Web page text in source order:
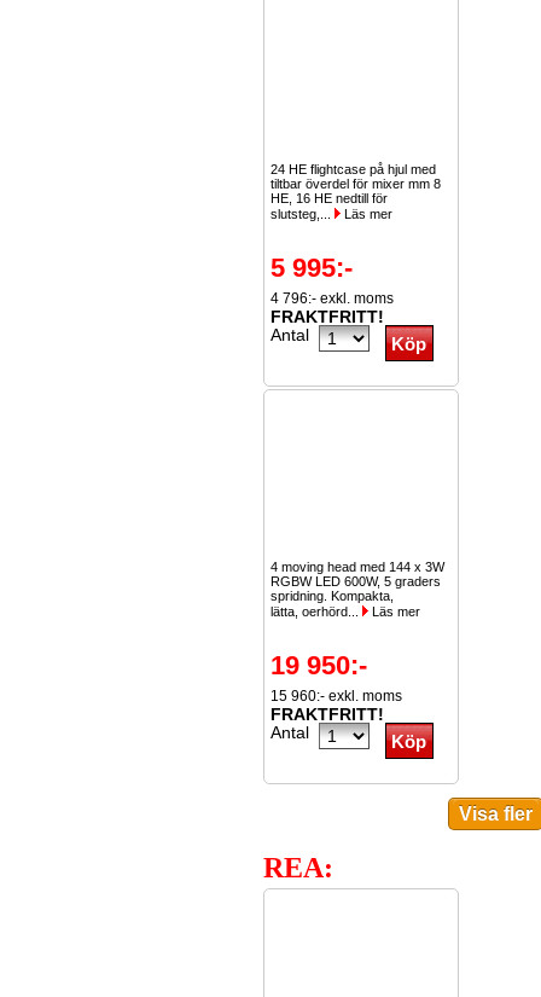
24 HE flightcase på hjul med
tiltbar överdel för mixer mm 8
HE, 16 HE nedtill för
slutsteg,...
Läs mer
5 995:-
4 796:- exkl. moms
FRAKTFRITT!
Antal
4 moving head med 144 x 3W
RGBW LED 600W, 5 graders
spridning. Kompakta,
lätta, oerhörd...
Läs mer
19 950:-
15 960:- exkl. moms
FRAKTFRITT!
Antal
REA: